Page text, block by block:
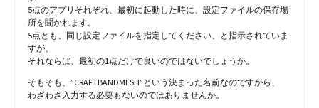
5点のアプリそれぞれ、最初に起動した時に、設定ファイルの保存場
所を聞かれます。
5点とも、同じ設定ファイルを指定してください、と指示されていま
すが、
それならば、最初の1点だけで良いのではないでしょうか。
そもそも、”CRAFTBANDMESH”という決まった名前なのですから、
わざわざ入力する必要もないのではありませんか。